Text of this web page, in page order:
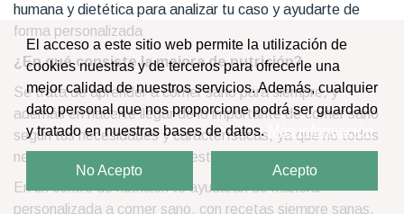
humana y dietética para analizar tu caso y ayudarte de
forma personalizada
¿En qué consiste la mejora de nutrición?
Se trata de aprender a comer sano para siempre, y
además en hacerte llegar de lo importante de comer sano
según tus necesidades y características, ya que no todos
necesitamos lo mismo para estar saludable.
En un centro de nutrición te ayudaran de manera
personalizada a comer sano, con recetas siempre sanas,
El acceso a este sitio web permite la utilización de
cookies nuestras y de terceros para ofrecerle una
mejor calidad de nuestros servicios. Además, cualquier
dato personal que nos proporcione podrá ser guardado
y tratado en nuestras bases de datos.Más información
No Acepto Acepto